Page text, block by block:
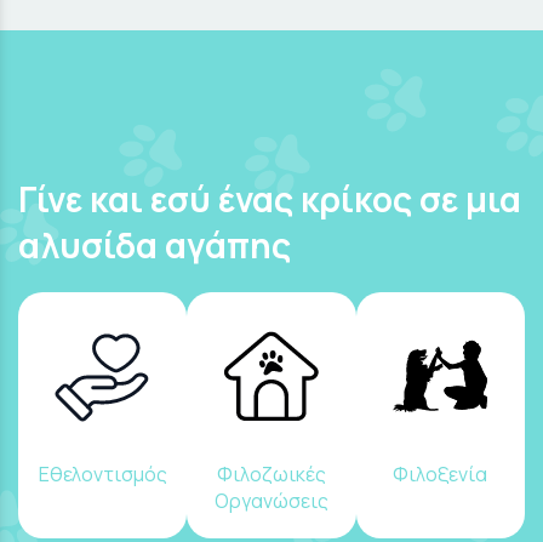
Γίνε και εσύ ένας κρίκος σε μια
αλυσίδα αγάπης
Εθελοντισμός
Φιλοζωικές
Οργανώσεις
Φιλοξενία